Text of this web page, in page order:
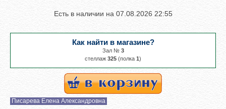
Писарева Елена Александровна
Есть в наличии на 07.08.2026 22:55
Как найти в магазине?
Зал № 3
cтеллаж 325 (полка 1)